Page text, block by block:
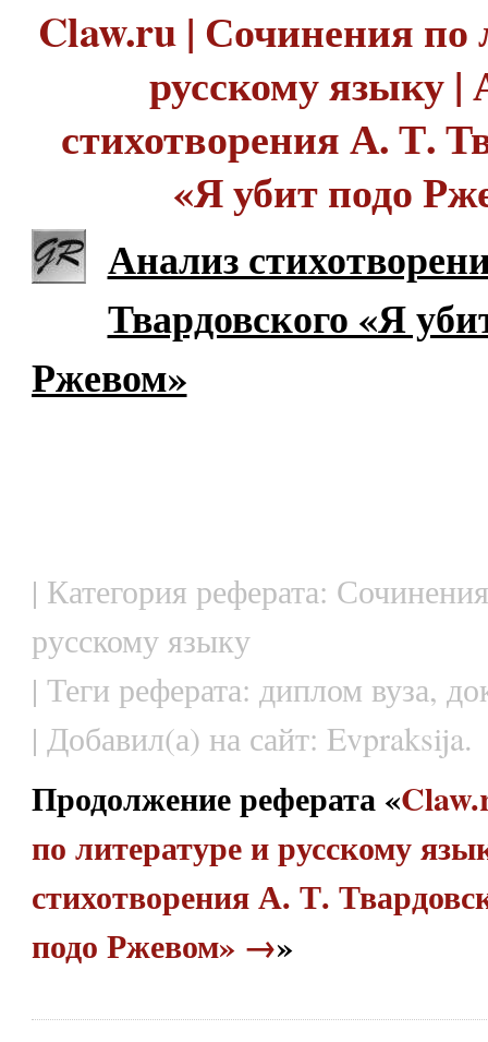
Claw.ru | Сочинения по
русскому языку |
стихотворения А. Т.
«Я убит подо
Анализ
Твардовского «Я
Ржевом»
| Категория реферата:
русскому языку
| Теги реферата: диплом вуза,
| Добавил(а) на сайт: Evpraksija.
Продолжение реферата «
по литературе и русскому
стихотворения А. Т.
подо Ржевом» →»